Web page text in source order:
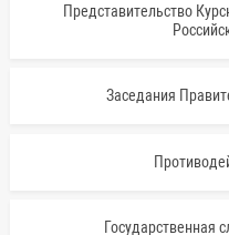
Представительство
Заседания
Государственная